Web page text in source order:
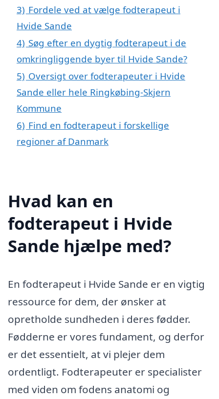
3) Fordele ved at vælge fodterapeut i
Hvide Sande
4) Søg efter en dygtig fodterapeut i de
omkringliggende byer til Hvide Sande?
5) Oversigt over fodterapeuter i Hvide
Sande eller hele Ringkøbing-Skjern
Kommune
6) Find en fodterapeut i forskellige
regioner af Danmark
Hvad kan en
fodterapeut i Hvide
Sande hjælpe med?
En fodterapeut i Hvide Sande er en vigtig
ressource for dem, der ønsker at
opretholde sundheden i deres fødder.
Fødderne er vores fundament, og derfor
er det essentielt, at vi plejer dem
ordentligt. Fodterapeuter er specialister
med viden om fodens anatomi og